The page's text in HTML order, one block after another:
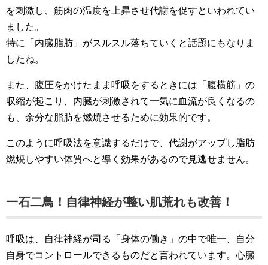
を刺激し、筋肉の温度を上昇させ代謝を促すといわれてい
ました。
特に「内臓脂肪」がスルスル落ちていくと話題にもなりま
したね。
また、腹圧をかけたまま呼吸をするときには「腹横筋」の
収縮が起こり、内臓が刺激されて一気に血流が良くなるの
も、余分な脂肪を燃焼させるために効果的です。
このように呼吸法を意識するだけで、代謝がアップし脂肪
燃焼しやすい体質へと導く効果があるので見逃せません。
一石二鳥！自律神経が整い肌荒れも改善！
呼吸は、自律神経が司る「身体の働き」の中で唯一、自分
自身でコントロールできるものだと言われています。心臓